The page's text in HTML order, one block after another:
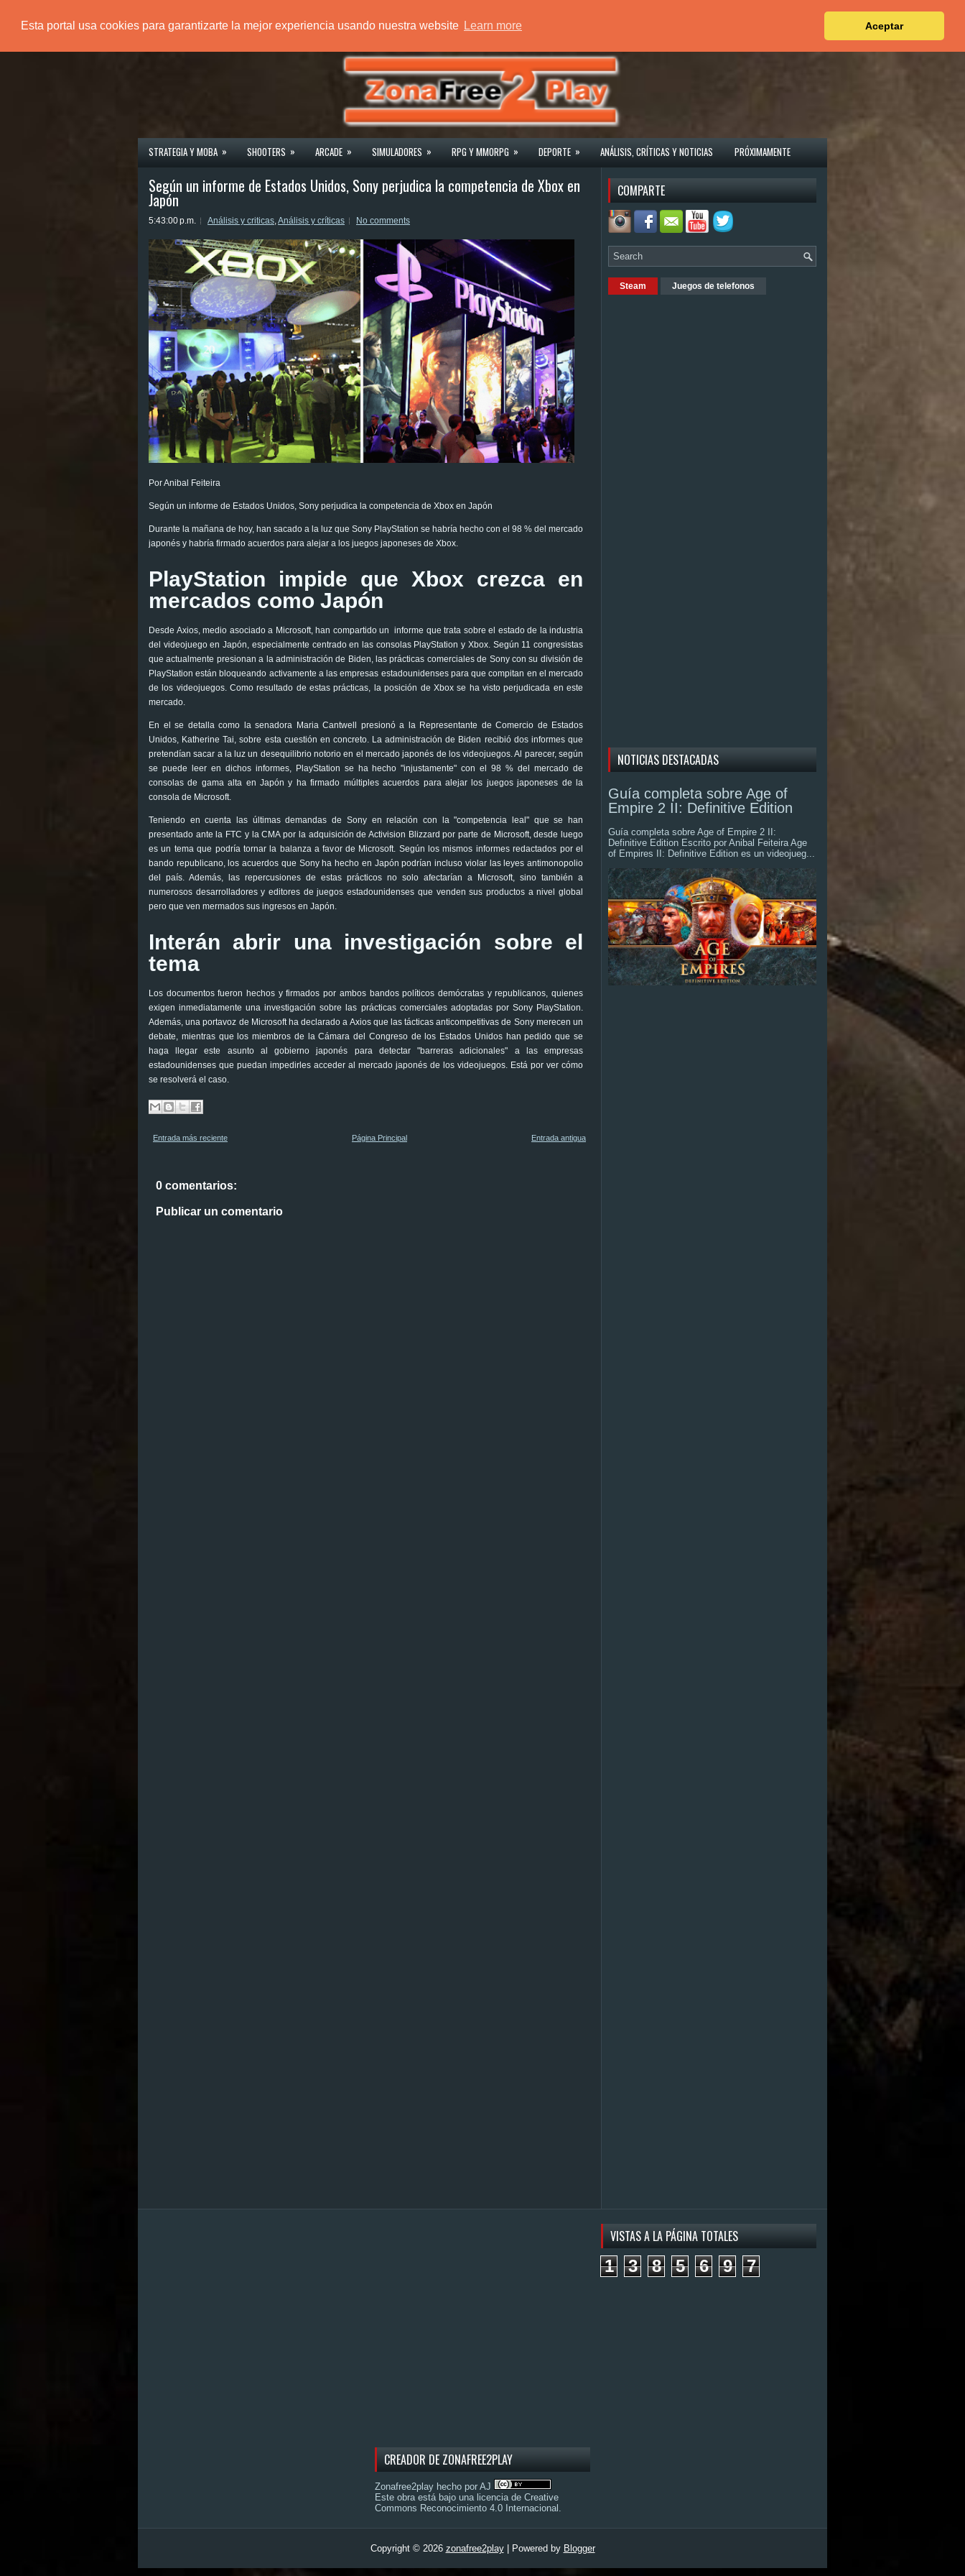
Esta portal usa cookies para garantizarte la mejor experiencia usando nuestra website Learn more Aceptar
PÁGINA PRINCIPAL
STRATEGIA Y MOBA » SHOOTERS » ARCADE » SIMULADORES » RPG Y MMORPG » DEPORTE » ANÁLISIS, CRÍTICAS Y NOTICIAS PRÓXIMAMENTE
Según un informe de Estados Unidos, Sony perjudica la competencia de Xbox en
Japón
5:43:00 p.m. Análisis y criticas,Análisis y críticas No comments
Por Anibal Feiteira
Según un informe de Estados Unidos, Sony perjudica la competencia de Xbox en Japón
Durante la mañana de hoy, han sacado a la luz que Sony PlayStation se habría hecho con el 98 % del mercado
japonés y habría firmado acuerdos para alejar a los juegos japoneses de Xbox.
PlayStation impide que Xbox crezca en
mercados como Japón
Desde Axios, medio asociado a Microsoft, han compartido un informe que trata sobre el estado de la industria
del videojuego en Japón, especialmente centrado en las consolas PlayStation y Xbox. Según 11 congresistas
que actualmente presionan a la administración de Biden, las prácticas comerciales de Sony con su división de
PlayStation están bloqueando activamente a las empresas estadounidenses para que compitan en el mercado
de los videojuegos. Como resultado de estas prácticas, la posición de Xbox se ha visto perjudicada en este
mercado.
En el se detalla como la senadora Maria Cantwell presionó a la Representante de Comercio de Estados
Unidos, Katherine Tai, sobre esta cuestión en concreto. La administración de Biden recibió dos informes que
pretendían sacar a la luz un desequilibrio notorio en el mercado japonés de los videojuegos. Al parecer, según
se puede leer en dichos informes, PlayStation se ha hecho "injustamente" con el 98 % del mercado de
consolas de gama alta en Japón y ha firmado múltiples acuerdos para alejar los juegos japoneses de la
consola de Microsoft.
Teniendo en cuenta las últimas demandas de Sony en relación con la "competencia leal" que se han
presentado ante la FTC y la CMA por la adquisición de Activision Blizzard por parte de Microsoft, desde luego
es un tema que podría tornar la balanza a favor de Microsoft. Según los mismos informes redactados por el
bando republicano, los acuerdos que Sony ha hecho en Japón podrían incluso violar las leyes antimonopolio
del país. Además, las repercusiones de estas prácticos no solo afectarían a Microsoft, sino también a
numerosos desarrolladores y editores de juegos estadounidenses que venden sus productos a nivel global
pero que ven mermados sus ingresos en Japón.
Interán abrir una investigación sobre el
tema
Los documentos fueron hechos y firmados por ambos bandos políticos demócratas y republicanos, quienes
exigen inmediatamente una investigación sobre las prácticas comerciales adoptadas por Sony PlayStation.
Además, una portavoz de Microsoft ha declarado a Axios que las tácticas anticompetitivas de Sony merecen un
debate, mientras que los miembros de la Cámara del Congreso de los Estados Unidos han pedido que se
haga llegar este asunto al gobierno japonés para detectar "barreras adicionales" a las empresas
estadounidenses que puedan impedirles acceder al mercado japonés de los videojuegos. Está por ver cómo
se resolverá el caso.
Entrada más reciente Entrada antigua
Página Principal
0 comentarios:
Publicar un comentario
COMPARTE
Steam Juegos de telefonos
NOTICIAS DESTACADAS
Guía completa sobre Age of
Empire 2 II: Definitive Edition
Guía completa sobre Age of Empire 2 II:
Definitive Edition Escrito por Anibal Feiteira Age
of Empires II: Definitive Edition es un videojueg...
CREADOR DE ZONAFREE2PLAY
Zonafree2play hecho por AJ
Este obra está bajo una licencia de Creative
Commons Reconocimiento 4.0 Internacional .
VISTAS A LA PÁGINA TOTALES
1 3 8 5 6 9 7
Copyright © 2026 zonafree2play| Powered by Blogger